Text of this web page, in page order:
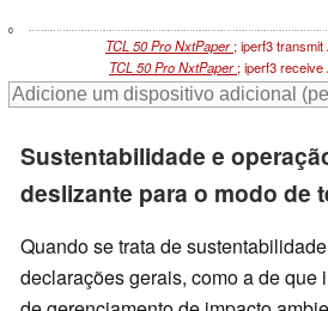
0
TCL 50 Pro NxtPaper; iperf3 transmit
TCL 50 Pro NxtPaper; iperf3 receive
Sustentabilidade e
deslizante para o modo de
Quando se trata de
declarações gerais, como a de que